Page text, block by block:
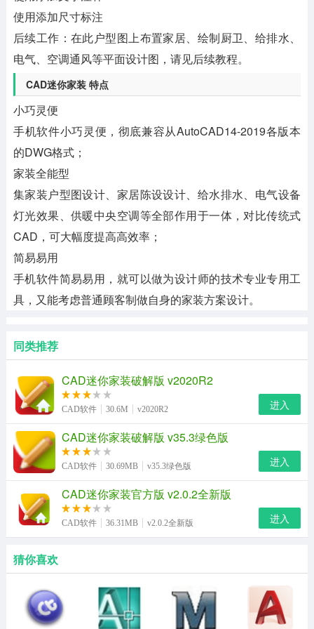
使用添加尺寸标注
后续工作：在此户型图上布置家居、绘制厨卫、给排水、
电气、空调通风等平面设计图，请见后续教程。
CAD迷你家装 特点
小巧灵便
手机软件小巧灵便，彻底兼容从AutoCAD14-2019各版本
的DWG格式；
家装全能型
集家装户型图设计、家居陈设设计、给水排水、电气设备
灯光效果、供暖中央空调等全部作用于一体，对比传统式
CAD，可大幅度提高高效率；
简易易用
手机软件简易易用，就可以做为设计师的技术专业专用工
具，又能考虑普通顾客制做自身的家装方案设计。
同类推荐
CAD迷你家装破解版 v2020R2
CAD软件 30.6M v2020R2 进入
CAD迷你家装破解版 v35.3绿色版
CAD软件 30.69MB v35.3绿色版 进入
CAD迷你家装官方版 v2.0.2全新版
CAD软件 36.31MB v2.0.2全新版 进入
猜你喜欢